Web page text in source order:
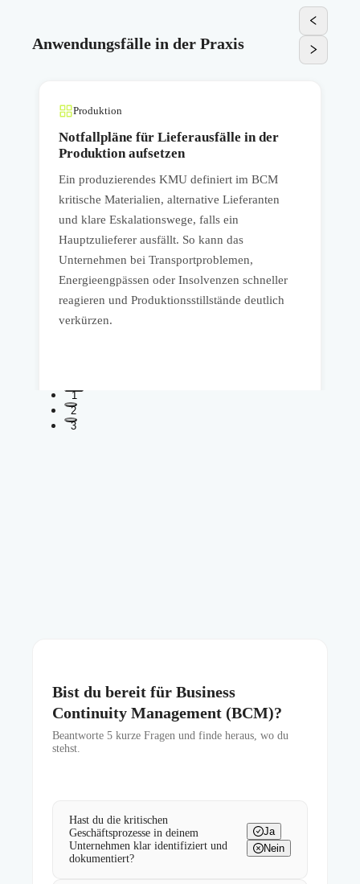
Anwendungsfälle in der Praxis
Produktion
Notfallpläne für Lieferausfälle in der
Produktion aufsetzen
Ein produzierendes KMU definiert im BCM
kritische Materialien, alternative Lieferanten
und klare Eskalationswege, falls ein
Hauptzulieferer ausfällt. So kann das
Unternehmen bei Transportproblemen,
Energieengpässen oder Insolvenzen schneller
reagieren und Produktionsstillstände deutlich
verkürzen.
1
2
3
Bist du bereit für Business
Continuity Management (BCM)?
Beantworte 5 kurze Fragen und finde heraus, wo du
stehst.
Hast du die kritischen
Geschäftsprozesse in deinem
Unternehmen klar identifiziert und
dokumentiert?
Ja
Nein